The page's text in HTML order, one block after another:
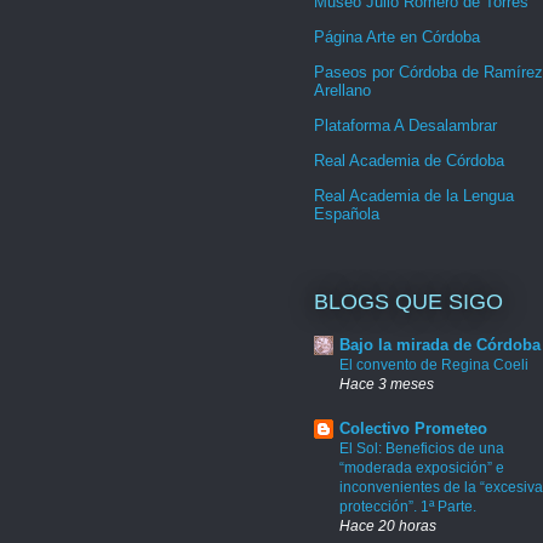
Página Arte en Córdoba
Paseos por Córdoba de
Arellano
Plataforma A Desalambrar
Real Academia de Córdoba
Real Academia de la Lengua
Española
BLOGS QUE SIGO
Bajo la mirada de Córdoba
El convento de Regina Coeli
Hace 3 meses
Colectivo Prometeo
El Sol: Beneficios de una
“moderada exposición” e
inconvenientes de la “excesiva
protección”. 1ª Parte.
Hace 20 horas